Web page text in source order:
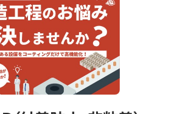
イヤモンドライクカーボンの略
の導電性基材全般に対応可能
なものもございます（亜鉛、銅な